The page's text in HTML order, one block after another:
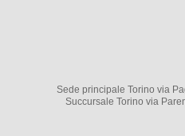
Sede principale Torino via
Succursale Torino via